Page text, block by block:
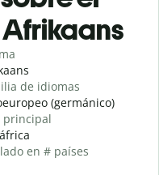
de idiomas
(germánico)
principal
en # países